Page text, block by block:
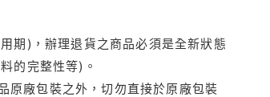
期)，辦理退貨之商品必須是全新狀態
的完整性等)。
原廠包裝之外，切勿直接於原廠包裝